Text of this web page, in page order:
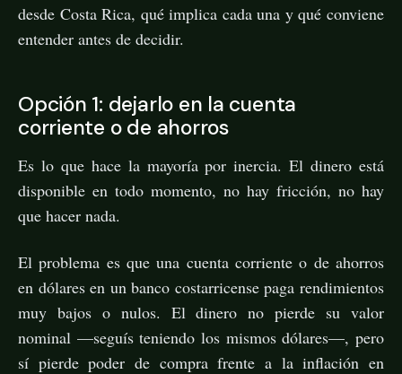
desde Costa Rica, qué implica cada una y qué conviene
entender antes de decidir.
Opción 1: dejarlo en la cuenta
corriente o de ahorros
Es lo que hace la mayoría por inercia. El dinero está
disponible en todo momento, no hay fricción, no hay
que hacer nada.
El problema es que una cuenta corriente o de ahorros
en dólares en un banco costarricense paga rendimientos
muy bajos o nulos. El dinero no pierde su valor
nominal —seguís teniendo los mismos dólares—, pero
sí pierde poder de compra frente a la inflación en